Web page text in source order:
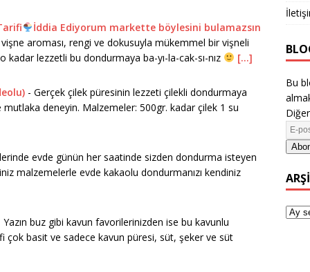
İddia Ediyorum markette böylesini bulamazsın
aroması, rengi ve dokusuyla mükemmel bir vişneli
lezzetli bu dondurmaya ba-yı-la-cak-sı-nız
[...]
- Gerçek çilek püresinin lezzeti çilekli dondurmaya
deneyin. Malzemeler: 500gr. kadar çilek 1 su
evde günün her saatinde sizden dondurma isteyen
malzemelerle evde kakaolu dondurmanızı kendiniz
Yazın buz gibi kavun favorilerinizden ise bu kavunlu
çok basit ve sadece kavun püresi, süt, şeker ve süt
Bu